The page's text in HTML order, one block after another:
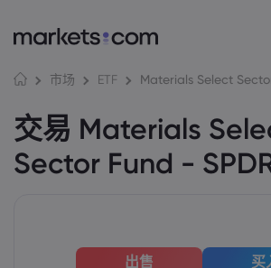
市场 ETF Materials Select
交易 Materials
Sector Fund -
出售 买